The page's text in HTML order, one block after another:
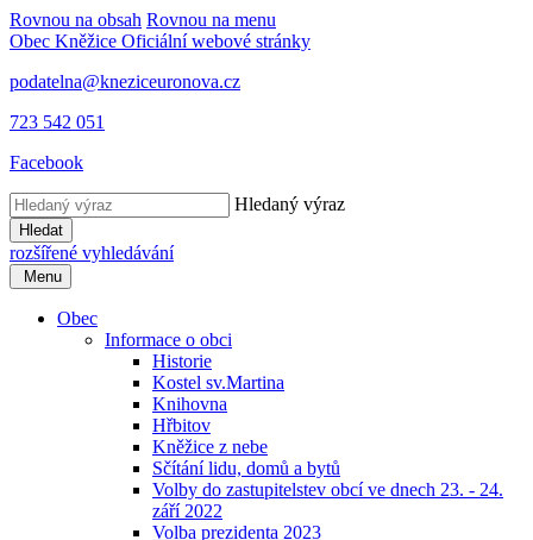
Rovnou na obsah Rovnou na menu
Obec Kněžice Oficiální webové stránky
podatelna@kneziceuronova.cz
723 542 051
Facebook
Hledaný výraz
Hledat
rozšířené vyhledávání
Menu
Obec
Informace o obci
Historie
Kostel sv.Martina
Knihovna
Hřbitov
Kněžice z nebe
Sčítání lidu, domů a bytů
Volby do zastupitelstev obcí ve dnech 23. - 24.
září 2022
Volba prezidenta 2023